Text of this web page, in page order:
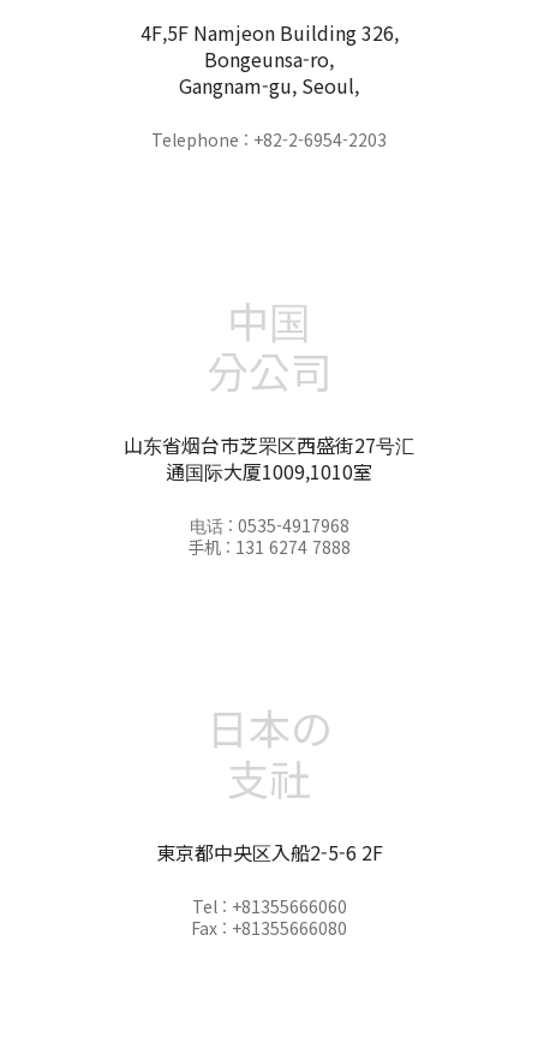
4F,5F Namjeon Building 326,
Bongeunsa-ro,
Gangnam-gu, Seoul,
Telephone : +82-2-6954-2203
中国
分公司
山东省烟台市芝罘区西盛街27号汇
通国际大厦1009,1010室
电话 : 0535-4917968
手机 : 131 6274 7888
日本の
支社
東京都中央区入船2-5-6 2F
Tel : +81355666060
Fax : +81355666080